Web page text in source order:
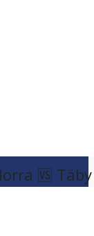
🆚